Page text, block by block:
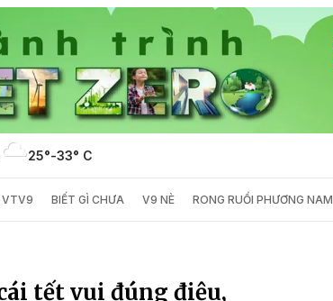
25°-33° C
VTV9 BIẾT GÌ CHƯA V9 NÈ RONG RUỔI PHƯƠNG NAM
tết vui đúng điệu,